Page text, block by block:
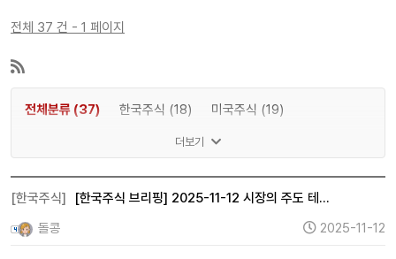
전체 37 건 - 1 페이지
전체분류 (37) 한국주식 (18)
미국주식 (19)
미국회사 (0)더보기
[한국주식]
[한국주식 브리핑] 2025-11-12 시장의 주도 테…
돌콩
2025-11-12